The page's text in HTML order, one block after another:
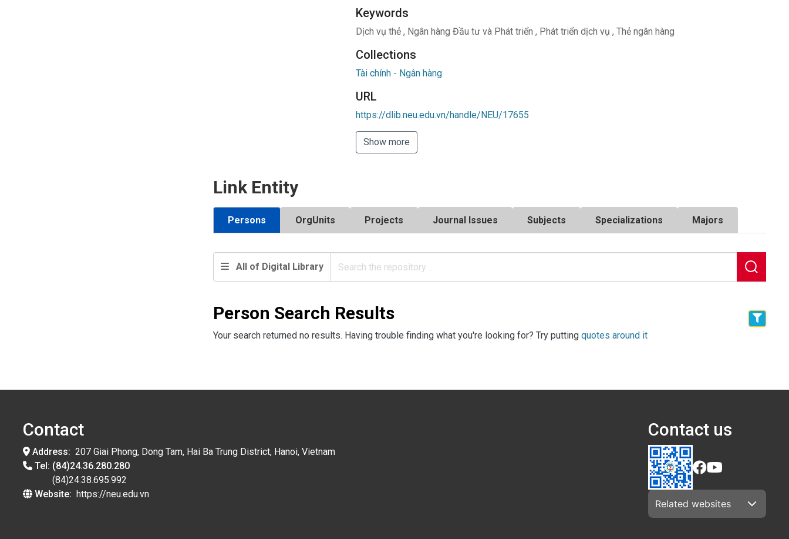
Keywords
Dịch vụ thẻ , Ngân hàng Đầu tư và Phát triển , Phát triển dịch vụ , Thẻ ngân hàng
Collections
Tài chính - Ngân hàng
URL
https://dlib.neu.edu.vn/handle/NEU/17655
Show more
Link Entity
Persons OrgUnits Projects Journal Issues Subjects Specializations Majors
All of Digital Library
Person Search Results
Your search returned no results. Having trouble finding what you're looking for? Try putting quotes around it
Contact
Address: 207 Giai Phong, Dong Tam, Hai Ba Trung District, Hanoi, Vietnam
Tel: (84)24.36.280.280
(84)24.38.695.992
Website: https://neu.edu.vn
Contact us
Related websites